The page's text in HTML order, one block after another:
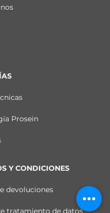
Prosein
Y CONDICIONES
devoluciones
tratamiento de datos